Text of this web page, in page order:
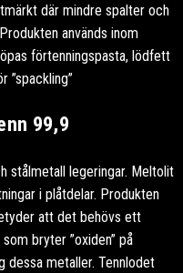
där mindre spalter och
används inom
förtenningspasta, lödfett
”spackling”
99,9
stålmetall legeringar. Meltolit
i plåtdelar. Produkten
att det behövs ett
bryter ”oxiden” på
dessa metaller. Tennlodet